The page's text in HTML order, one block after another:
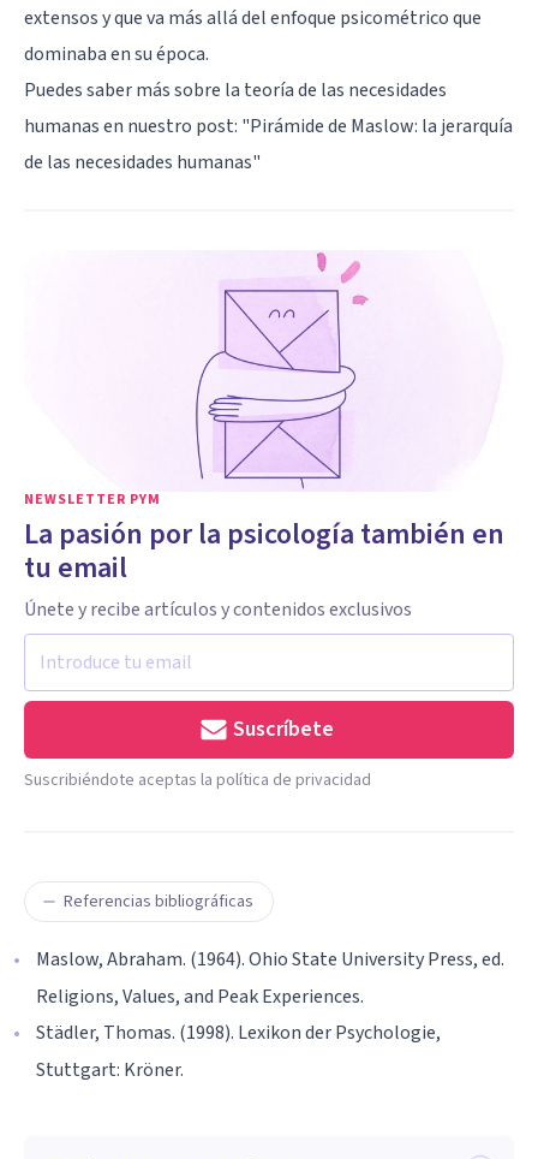
extensos y que va más allá del enfoque psicométrico que
dominaba en su época.
Puedes saber más sobre la teoría de las necesidades
humanas en nuestro post: "Pirámide de Maslow: la jerarquía
de las necesidades humanas"
NEWSLETTER PYM
La pasión por la psicología también en
tu email
Únete y recibe artículos y contenidos exclusivos
Suscríbete
Suscribiéndote aceptas la política de privacidad
Referencias bibliográficas
Maslow, Abraham. (1964). Ohio State University Press, ed.
Religions, Values, and Peak Experiences.
Städler, Thomas. (1998). Lexikon der Psychologie,
Stuttgart: Kröner.